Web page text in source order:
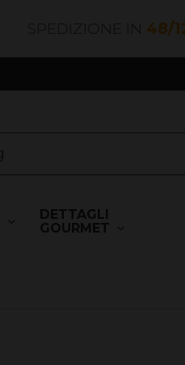
48/
DETTAGLI
GOURMET